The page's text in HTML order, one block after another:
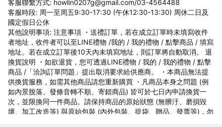
客服聯繫方式: howlin0207g@gmail.com/03-4564488
客服時段: 周一至周五9:30-17:30 (午休12:30-13:30) 周休二日及
國定假日公休
其他說明事項: 注意事項 ・送禮訂單，若在成立訂單時未填寫收件
者地址，收件者可以至LINE禮物 /我的 / 我的禮物 / 點擊商品 / 填寫
地址。若在成立訂單後10天內未填寫地址，則訂單將自動取消。 退
換貨說明 ・如欲退貨，您可透過LINE禮物 / 我的 / 我的禮物 / 點擊
商品 /「洽詢訂單問題」提出取消要求給供應商。 ・本商品無法提
供換貨服務，如需其他商品請您重新購買 ・凡商品本身之問題 (例
如內景脫落、發條音轉不順、寄錯商品) 皆可於七日內申請換貨一
次，並限換同一件商品。請保持商品的原始狀態 (無髒汙、磨損毀
壞、加工改造等) 與原始包裝 (內外包裝、提袋、贈品、發票等)，勿